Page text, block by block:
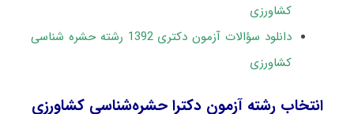
کشاورزی
دانلود سؤالات آزمون دکتری 1392 رشته حشره شناسی
کشاورزی
انتخاب رشته آزمون دکترا حشره‌شناسی کشاورزی